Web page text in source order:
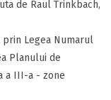
de Raul Trinkbach,
Legea Numarul
Planului de
a III-a - zone